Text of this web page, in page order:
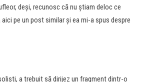
deși, recunosc că nu știam deloc ce
pe un post similar și ea mi-a spus despre
a trebuit să dirijez un fragment dintr-o